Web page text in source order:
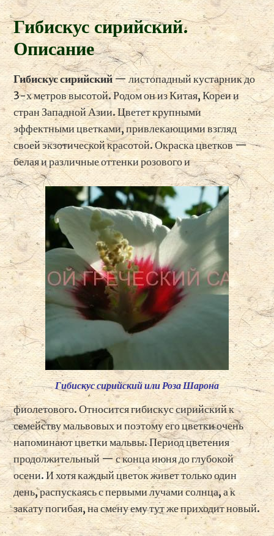
Гибискус сирийский.
Описание
Гибискус сирийский— листопадный кустарник до
3-х метров высотой. Родом он из Китая, Кореи и
стран Западной Азии. Цветет крупными
эффектными цветками, привлекающими взгляд
своей экзотической красотой. Окраска цветков —
белая и различные оттенки розового и
Гибискус сирийский или Роза Шарона
фиолетового. Относится гибискус сирийский к
семейству мальвовых и поэтому его цветки очень
напоминают цветки мальвы. Период цветения
продолжительный — с конца июня до глубокой
осени. И хотя каждый цветок живет только один
день, распускаясь с первыми лучами солнца, а к
закату погибая, на смену ему тут же приходит новый.